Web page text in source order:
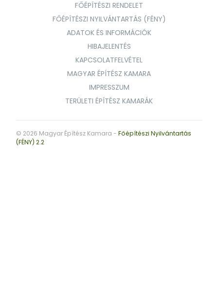
FŐÉPÍTÉSZI RENDELET
FŐÉPÍTÉSZI NYILVÁNTARTÁS (FÉNY)
ADATOK ÉS INFORMÁCIÓK
HIBAJELENTÉS
KAPCSOLATFELVÉTEL
MAGYAR ÉPÍTÉSZ KAMARA
IMPRESSZUM
TERÜLETI ÉPÍTÉSZ KAMARÁK
© 2026 Magyar Építész Kamara - Főépítészi Nyilvántartás
(FÉNY) 2.2